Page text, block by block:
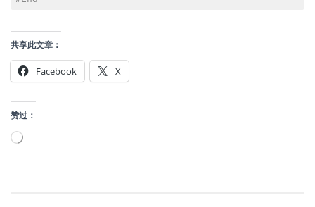
共享此文章：
Facebook X
赞过：
正